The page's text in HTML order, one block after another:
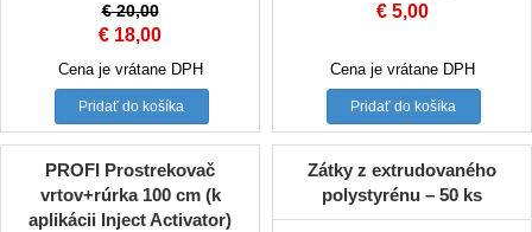
€20,00
Original
price
was:
€ 20,00.
€ 18,00Current
price
is:
€ 18,00.
Cena je vrátane DPH
Pridať do košíka
€5,00
Cena je vrátane DPH
Pridať do košíka
PROFI Prostrekovač
vrtov+rúrka 100 cm (k
aplikácii Inject Activator)
Zátky z extrudovaného
polystyrénu – 50 ks